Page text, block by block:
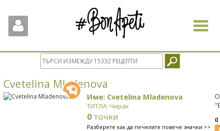
Toggle
Cvetelina Mladenova
Име: Cvetelina Mladenova
ТИТЛА: Чирак
0 точки
Разберете как да печелите повече значки >>